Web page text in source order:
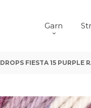
Garn
DROPS FIESTA 15 PURPLE